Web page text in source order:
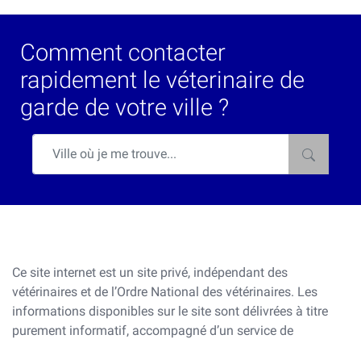
Comment contacter
rapidement le véterinaire de
garde de votre ville ?
Ce site internet est un site privé, indépendant des
vétérinaires et de l’Ordre National des vétérinaires. Les
informations disponibles sur le site sont délivrées à titre
purement informatif, accompagné d’un service de